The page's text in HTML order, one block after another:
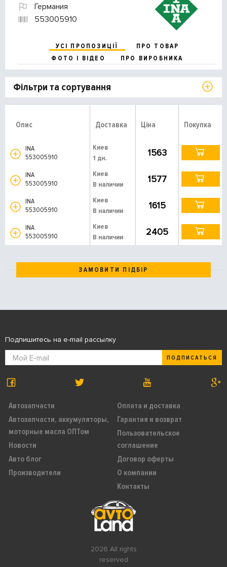
Германия
553005910
УСІ ПРОПОЗИЦІЇ
ПРО ТОВАР
ФОТО І ВІДЕО
ПРО ВИРОБНИКА
Фільтри та сортування
Опис Доставка Ціна Покупка
INA
553005910
Киев
1 дн.
1563
INA
553005910
Киев
В наличии
1577
INA
553005910
Киев
В наличии
1615
INA
553005910
Киев
В наличии
2405
ЗАМОВИТИ ПІДБІР
2026 All rights
reserved
Автозапчасти
Автозапчасти, аккумуляторы,
моторные масла ОПТом
Новости
Авто блог
Производители
Оплата и доставка
Гарантия и возврат
Пользовательское
соглашение
Договор оферты
О компании
Контакты
Подпишитесь на e-mail рассылку
ПОДПИСАТЬСЯ